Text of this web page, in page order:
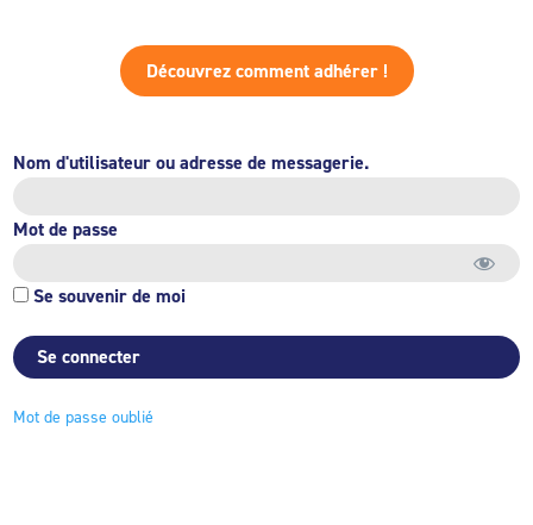
Découvrez comment adhérer !
Nom d'utilisateur ou adresse de messagerie.
Mot de passe
Se souvenir de moi
Mot de passe oublié